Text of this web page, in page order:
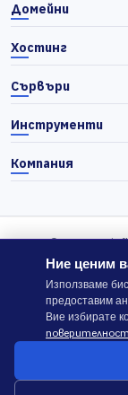
Домейни
Хостинг
Сървъри
Инструменти
Компания
© 2026
законодателство
изчислява
Ние ценим
Използваме
предоставим
Вие избирате
поверителност